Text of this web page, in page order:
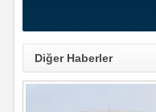
Diğer Haberler